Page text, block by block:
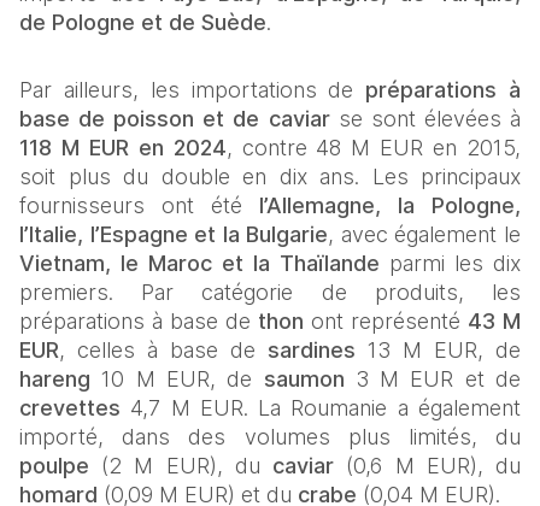
de Pologne et de Suède.
Par ailleurs, les importations de préparations à
base de poisson et de caviar
118 M EUR en 2024, contre 48 M EUR en 2015,
soit plus du double en dix ans. Les principaux
fournisseurs ont été l’Allemagne, la Pologne,
l’Italie, l’Espagne et la Bulgarie
Vietnam, le Maroc et la Thaïlande parmi les dix
premiers. Par catégorie de produits, les
préparations à base de thon ont représenté 43 M
EUR, celles à base de sardines
hareng 10 M EUR, de saumon
crevettes 4,7 M EUR. La Roumanie a également
poulpe (2 M EUR), du caviar
homard (0,09 M EUR) et du crabe (0,04 M EUR).